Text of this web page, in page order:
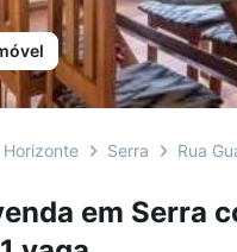
Serra Rua
em Serra